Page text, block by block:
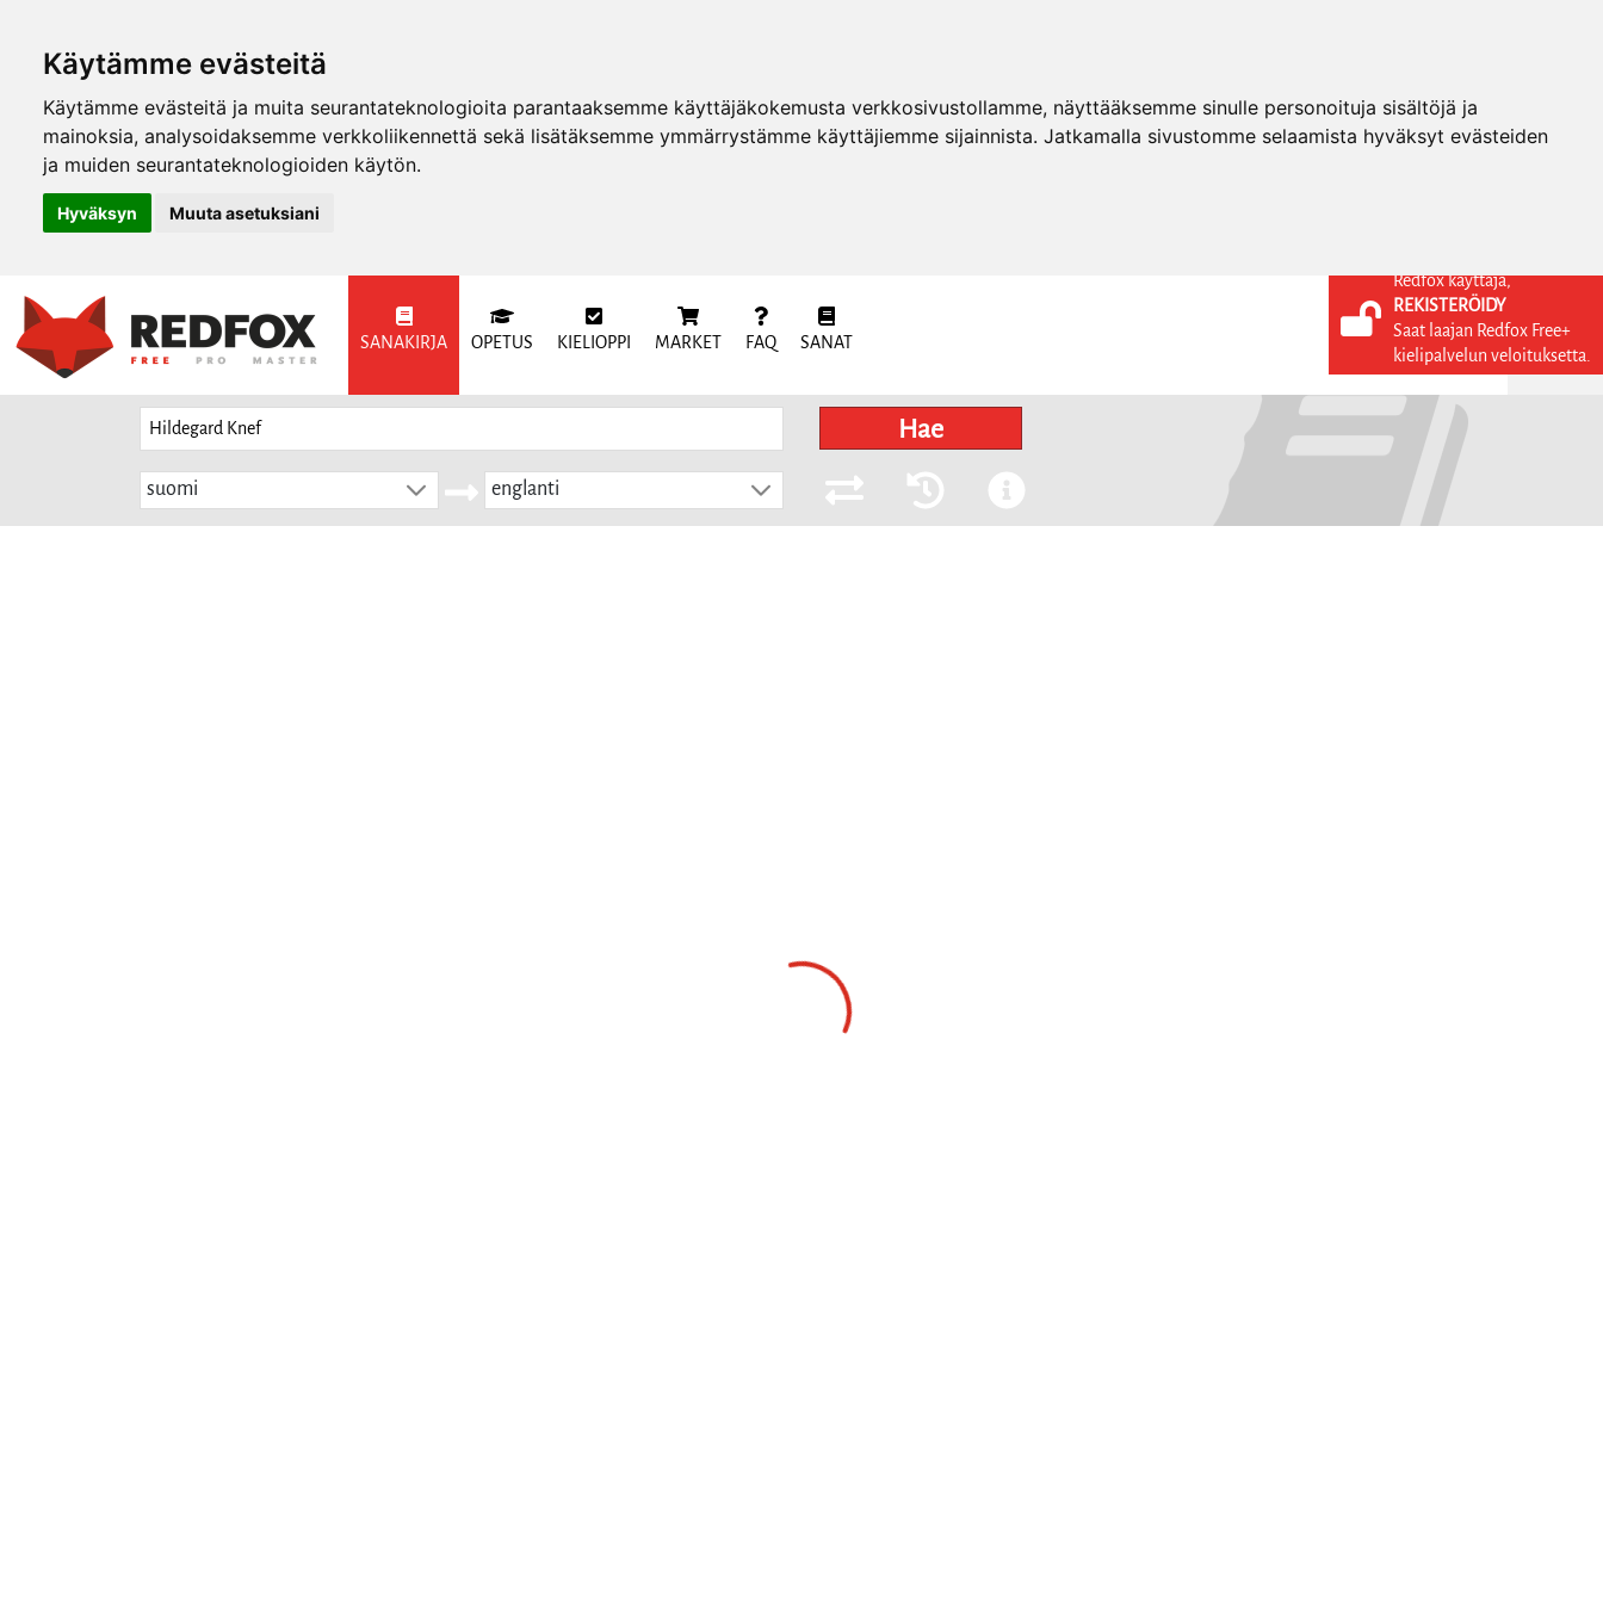
Käytämme evästeitä
Käytämme evästeitä ja muita seurantateknologioita parantaaksemme käyttäjäkokemusta verkkosivustollamme, näyttääksemme sinulle personoituja sisältöjä ja
mainoksia, analysoidaksemme verkkoliikennettä sekä lisätäksemme ymmärrystämme käyttäjiemme sijainnista. Jatkamalla sivustomme selaamista hyväksyt evästeiden
ja muiden seurantateknologioiden käytön.
Hyväksyn Muuta asetuksiani
SANAKIRJA OPETUS KIELIOPPI MARKET FAQ SANAT
KIRJAUDU SISÄÄN
REKISTERÖIDY
FI
Hae
suomi englanti
Redfox käyttäjä,
REKISTERÖIDY
Saat laajan Redfox Free+
kielipalvelun veloituksetta.